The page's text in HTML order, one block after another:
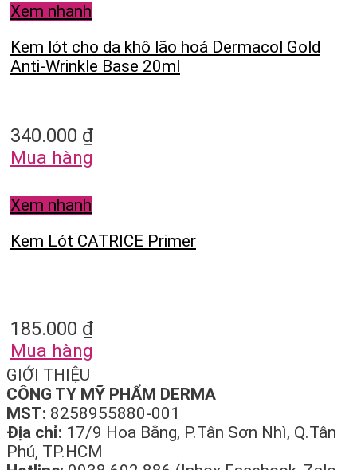
Xem nhanh
Kem lót cho da khô lão hoá Dermacol Gold
Anti-Wrinkle Base 20ml
340.000 ₫
Mua hàng
Xem nhanh
Kem Lót CATRICE Primer
185.000 ₫
Mua hàng
GIỚI THIỆU
CÔNG TY MỸ PHẨM DERMA
MST: 8258955880-001
Địa chỉ: 17/9 Hoa Bằng, P.Tân Sơn Nhì, Q.Tân
Phú, TP.HCM